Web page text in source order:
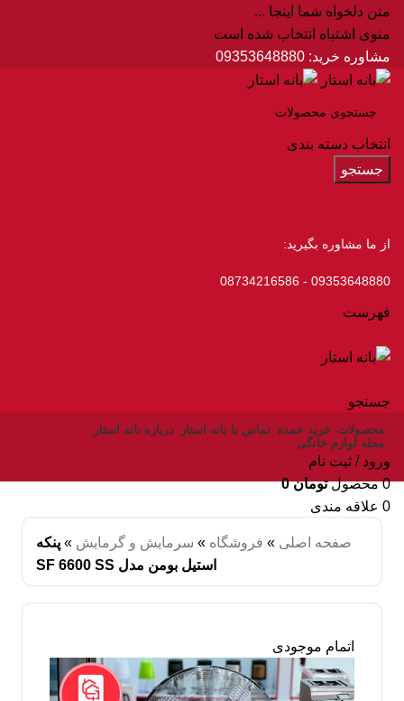
متن دلخواه شما اینجا ...
منوی اشتباه انتخاب شده است
مشاوره خرید: 09353648880
انتخاب دسته بندی
جستجو
از ما مشاوره بگیرید:
09353648880 - 08734216586
فهرست
جستجو
محصولات خرید عمده تماس با بانه استار
درباره بانه استار
مجله لوازم خانگی
ورود / ثبت نام
0 محصول تومان0
0 علاقه مندی
صفحه اصلی » فروشگاه » سرمایش و گرمایش » پنکه
استیل بومن مدل SF 6600 SS
اتمام موجودی